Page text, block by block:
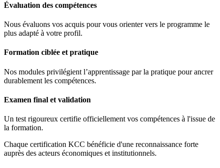
Évaluation des compétences
Nous évaluons vos acquis pour vous orienter vers le programme le
plus adapté à votre profil.
Formation ciblée et pratique
Nos modules privilégient l’apprentissage par la pratique pour ancrer
durablement les compétences.
Examen final et validation
Un test rigoureux certifie officiellement vos compétences à l'issue de
la formation.
Chaque certification KCC bénéficie d'une reconnaissance forte
auprès des acteurs économiques et institutionnels.